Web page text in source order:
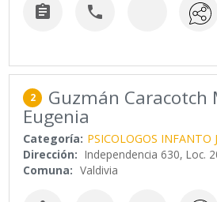
 
2 Guzmán Caracotch
Eugenia
Categoría: PSICOLOGOS INFANTO
Dirección: Independencia 630, Loc.
Comuna: Valdivia